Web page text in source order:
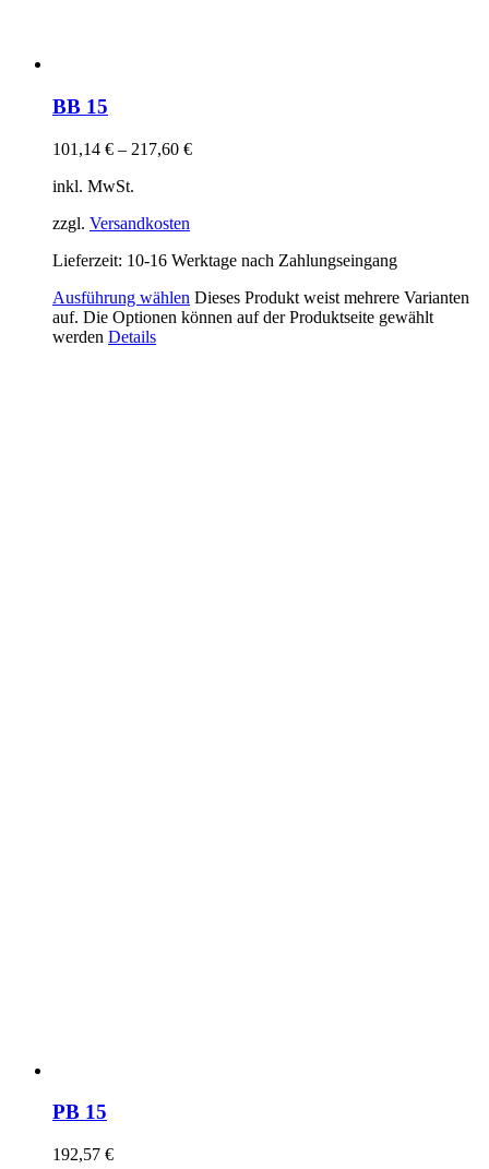
BB 15
101,14 € – 217,60 €
inkl. MwSt.
zzgl. Versandkosten
Lieferzeit: 10-16 Werktage nach Zahlungseingang
Ausführung wählen Dieses Produkt weist mehrere Varianten
auf. Die Optionen können auf der Produktseite gewählt
werden Details
PB 15
192,57 €